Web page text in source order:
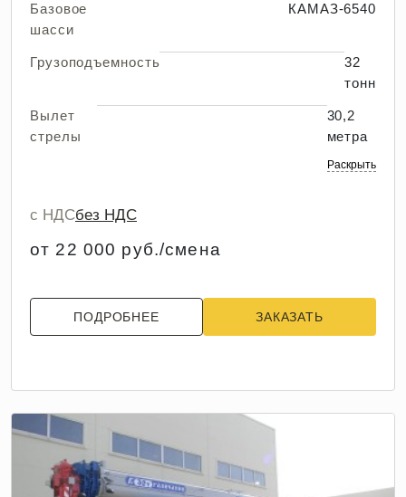
Базовое
шасси
КАМАЗ-6540
Грузоподъемность
32
тонн
Вылет
стрелы
30,2
метра
Раскрыть
с НДСбез НДС
от 22 000 руб./смена
ПОДРОБНЕЕ ЗАКАЗАТЬ